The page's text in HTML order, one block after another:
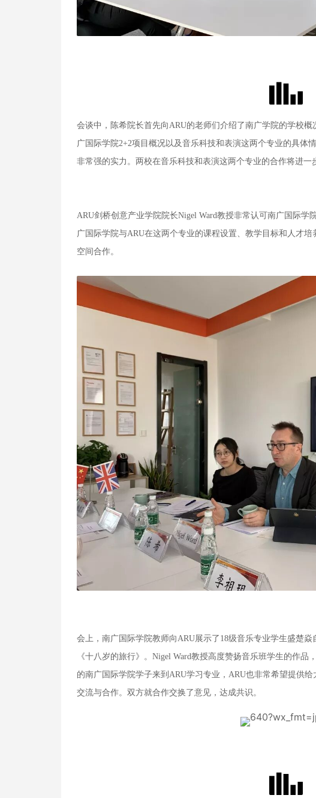
会谈中，陈希院长首先向ARU的老师们介绍了南广学院的学校
广国际学院2+2项目概况以及音乐科技和表演这两个专业的具体
非常强的实力。两校在音乐科技和表演这两个专业的合作将进一
ARU剑桥创意产业学院院长Nigel Ward教授非常认可南广国际
广国际学院与ARU在这两个专业的课程设置、教学目标和人才
空间合作。
会上，南广国际学院教师向ARU展示了18级音乐专业学生盛楚
《十八岁的旅行》。Nigel Ward教授高度赞扬音乐班学生的作
的南广国际学院学子来到ARU学习专业，ARU也非常希望提供
交流与合作。双方就合作交换了意见，达成共识。